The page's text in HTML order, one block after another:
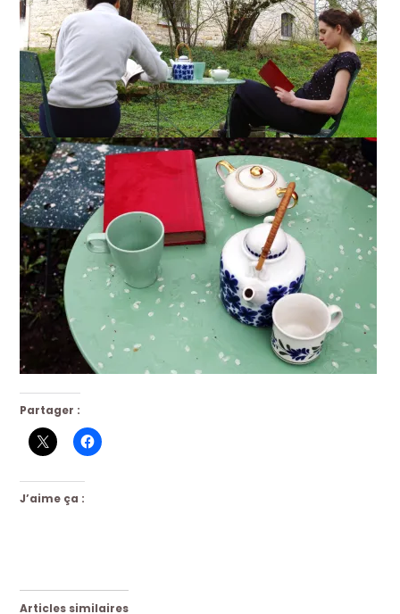
Partager :
J’aime ça :
Articles similaires